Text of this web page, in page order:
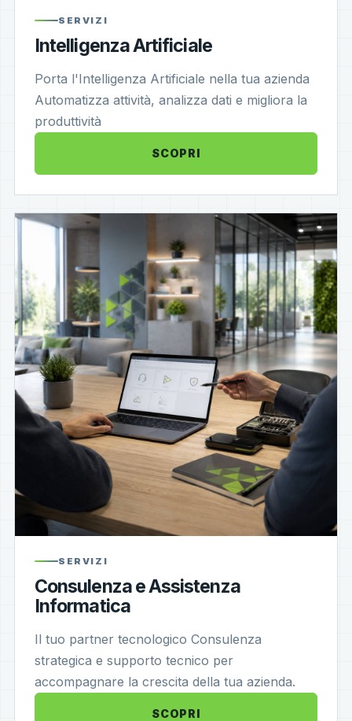
SERVIZI
Intelligenza Artificiale
Porta l'Intelligenza Artificiale nella tua azienda
Automatizza attività, analizza dati e migliora la
produttività
SCOPRI
SERVIZI
Consulenza e Assistenza
Informatica
Il tuo partner tecnologico Consulenza
strategica e supporto tecnico per
accompagnare la crescita della tua azienda.
SCOPRI